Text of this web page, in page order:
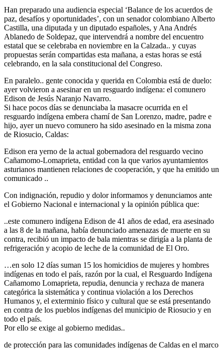
Han preparado una audiencia especial ‘Balance de los acuerdos de
paz, desafíos y oportunidades’, con un senador colombiano Alberto
Castilla, una diputada y un diputado españoles, y Ana Andrés
Ablanedo de Soldepaz, que intervendrá a nombre del encuentro
estatal que se celebraba en noviembre en la Calzada.. y cuyas
propuestas serán compartidas esta mañana, a estas horas se está
celebrando, en la sala constitucional del Congreso.
En paralelo.. gente conocida y querida en Colombia está de duelo:
ayer volvieron a asesinar en un resguardo indígena: el comunero
Edison de Jesús Naranjo Navarro.
Si hace pocos días se denunciaba la masacre ocurrida en el
resguardo indígena embera chamí de San Lorenzo, madre, padre e
hijo, ayer un nuevo comunero ha sido asesinado en la misma zona
de Riosucio, Caldas:
Edison era yerno de la actual gobernadora del resguardo vecino
Cañamomo-Lomaprieta, entidad con la que varios ayuntamientos
asturianos mantienen relaciones de cooperación, y que ha emitido un
comunicado ..
Con indignación, repudio y dolor informamos y denunciamos ante
el Gobierno Nacional e internacional y la opinión pública que:
..este comunero indígena Edison de 41 años de edad, era asesinado
a las 8 de la mañana, había denunciado amenazas de muerte en su
contra, recibió un impacto de bala mientras se dirigía a la planta de
refrigeración y acopio de leche de la comunidad de El Oro.
…en solo 12 días suman 15 los homicidios de mujeres y hombres
indígenas en todo el país, razón por la cual, el Resguardo Indígena
Cañamomo Lomaprieta, repudia, denuncia y rechaza de manera
categórica la sistemática y continua violación a los Derechos
Humanos y, el exterminio físico y cultural que se está presentando
en contra de los pueblos indígenas del municipio de Riosucio y en
todo el país.
Por ello se exige al gobierno medidas..
de protección para las comunidades indígenas de Caldas en el marco